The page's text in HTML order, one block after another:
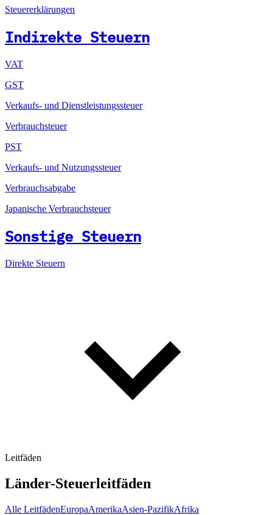
Steuererklärungen
Indirekte Steuern
VAT
GST
Verkaufs- und Dienstleistungssteuer
Verbrauchsteuer
PST
Verkaufs- und Nutzungssteuer
Verbrauchsabgabe
Japanische Verbrauchsteuer
Sonstige Steuern
Direkte Steuern
Leitfäden
Länder-Steuerleitfäden
Alle LeitfädenEuropaAmerikaAsien-PazifikAfrika